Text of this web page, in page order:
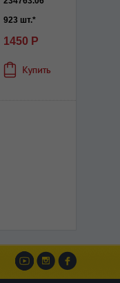
923 шт.*
1450 Р